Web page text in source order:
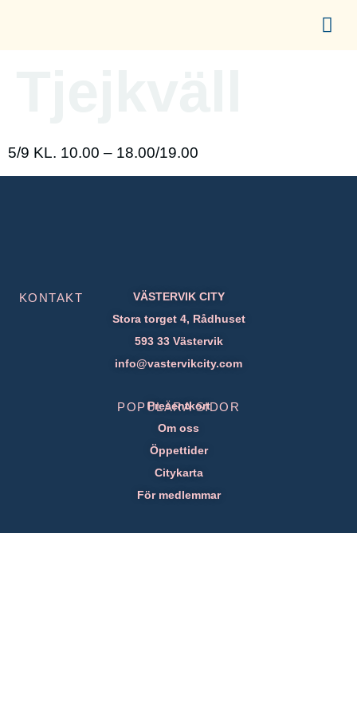
5/9 KL. 10.00 – 18.00/19.00
KONTAKT
VÄSTERVIK CITY
Stora torget 4, Rådhuset
593 33 Västervik
info@vastervikcity.com
POPULÄRA SIDOR
Presentkort
Om oss
Öppettider
Citykarta
För medlemmar